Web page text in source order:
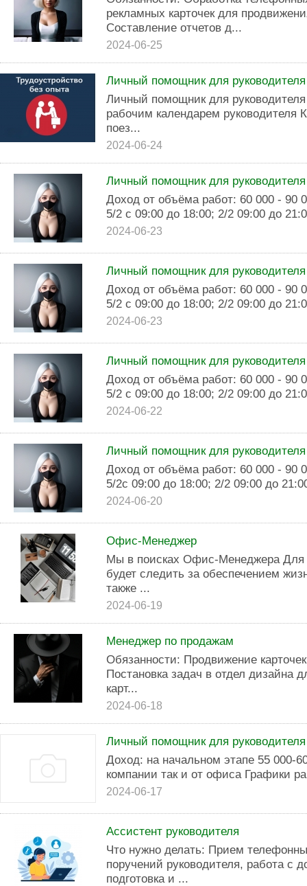
рекламных карточек для
Составление отчетов д...
2024-06-25
Личный помощник для
Личный помощник для
рабочим календарем руководителя
поез...
2024-06-24
Личный помощник для руководителя
Доход от объёма работ: 60 000 - 90
5/2 с 09:00 до 18:00; 2/2 09:00 до
2024-06-23
Личный помощник для руководителя
Доход от объёма работ: 60 000 - 90
5/2 с 09:00 до 18:00; 2/2 09:00 до
2024-06-23
Личный помощник для руководителя
Доход от объёма работ: 60 000 - 90
5/2 с 09:00 до 18:00; 2/2 09:00 до
2024-06-22
Личный помощник для руководителя
Доход от объёма работ: 60 000 - 90
5/2с 09:00 до 18:00; 2/2 09:00 до
2024-06-20
Офис-Менеджер
Мы в поисках Офис-Менеджера Для
будет следить за обеспечением
также ...
2024-06-19
Менеджер по продажам
Обязанности: Продвижение
Постановка задач в отдел дизайна
карт...
2024-06-18
Личный помощник для руководителя
Доход: на начальном этапе 55 000-
компании так и от офиса Графики
2024-06-17
Ассистент руководителя
Что нужно делать: Прием
поручений руководителя, работа с
подготовка и ...